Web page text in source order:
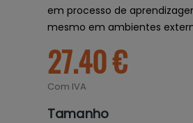
em processo de
mesmo em ambientes
27.40 €
Com IVA
Tamanho